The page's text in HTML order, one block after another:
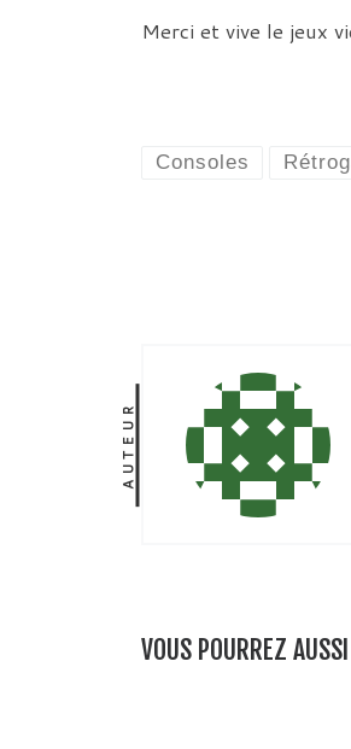
Merci et vive le jeux
Consoles
AUTEUR
VOUS POURREZ